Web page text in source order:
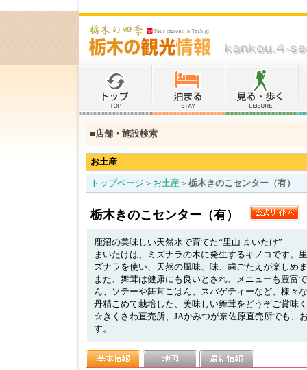
■店舗・施設検索
お土産
トップページ ＞ お土産 ＞ 栃木きのこセンター（有）
栃木きのこセンター（有）
鹿沼の美味しい天然水で育てた“里山 まいたけ”
まいたけは、ミズナラの木に発生するキノコです。
ズナラを使い、天然の風味、味、歯ごたえが楽しめ
また、舞茸は健康にも良いとされ、メニューも豊富
ん、ソテーや舞茸ごはん、スパゲティーなど、様々
丹精こめて栽培した、美味しい舞茸をどうぞご賞味
☆きくさわ直売所、JAかみつが奈佐原直売所でも、
す。